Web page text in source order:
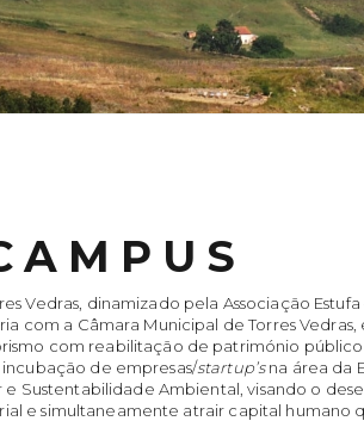
Vedras, dinamizado pela Associação
com a Câmara Municipal de Torres
com reabilitação de património público
de empresas/startup’sna área da
e Sustentabilidade Ambiental, visando o
e simultaneamente atrair capital humano